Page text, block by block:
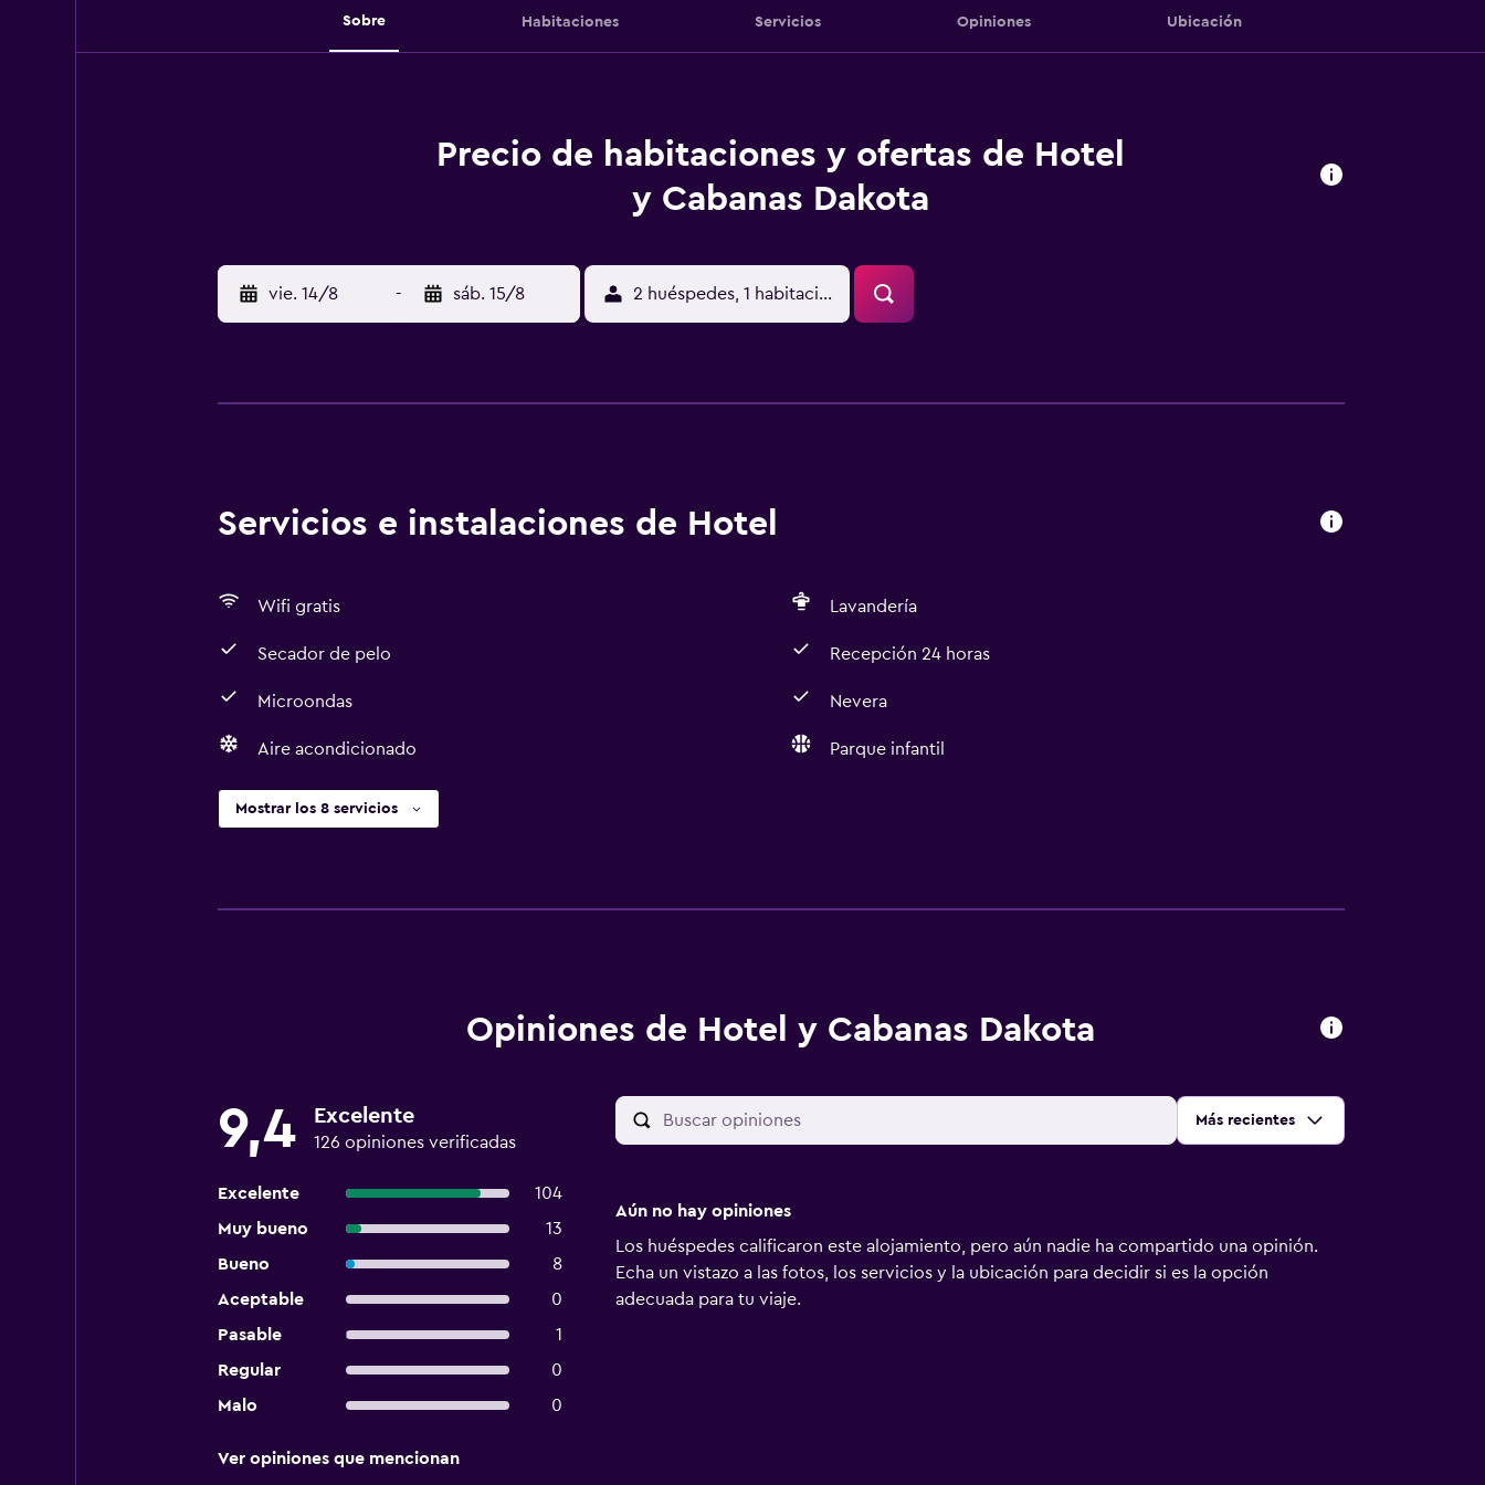
Sobre Habitaciones Servicios Opiniones Ubicación
Precio de habitaciones y ofertas de Hotel
y Cabanas Dakota
vie. 14/8 - sáb. 15/8 2 huéspedes, 1 habitación
Servicios e instalaciones de Hotel
Wifi gratis Lavandería
Secador de pelo Recepción 24 horas
Microondas Nevera
Aire acondicionado Parque infantil
Mostrar los 8 servicios
Opiniones de Hotel y Cabanas Dakota
9,4 Excelente
126 opiniones verificadas
Excelente
104
Muy bueno
13
Bueno
8
Aceptable
0
Pasable
1
Regular
0
Malo
0
Ordenar por:
Más recientes
Ver opiniones que mencionan
Aún no hay opiniones
Los huéspedes calificaron este alojamiento, pero aún nadie ha compartido una opinión.
Echa un vistazo a las fotos, los servicios y la ubicación para decidir si es la opción
adecuada para tu viaje.